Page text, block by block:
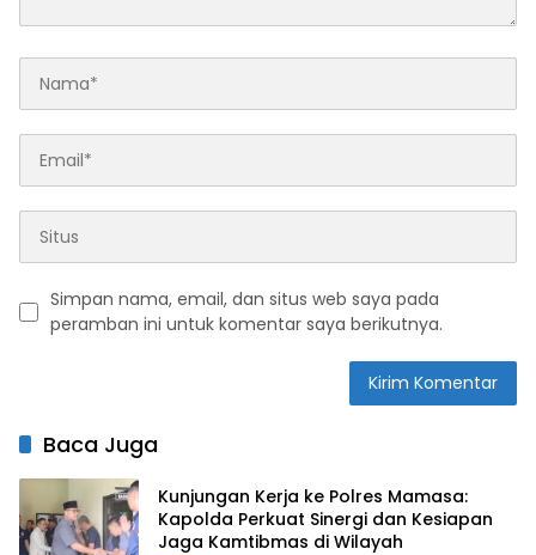
Simpan nama, email, dan situs web saya pada
peramban ini untuk komentar saya berikutnya.
Baca Juga
Kunjungan Kerja ke Polres Mamasa:
Kapolda Perkuat Sinergi dan Kesiapan
Jaga Kamtibmas di Wilayah